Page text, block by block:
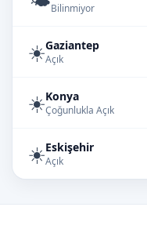
Bilinmiyor
☀️Gaziantep
Açık
☀️Konya
Çoğunlukla Açık
☀️Eskişehir
Açık